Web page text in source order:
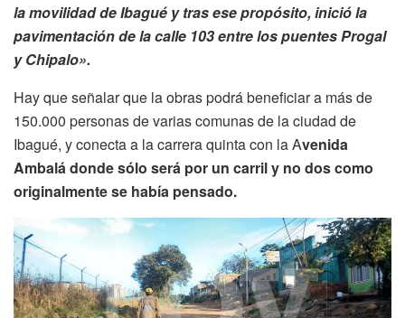
la movilidad de Ibagué y tras ese propósito, inició la
pavimentación de la calle 103 entre los puentes Progal
y Chipalo».
Hay que señalar que la obras podrá beneficiar a más de
150.000 personas de varias comunas de la ciudad de
Ibagué, y conecta a la carrera quinta con la Avenida
Ambalá donde sólo será por un carril y no dos como
originalmente se había pensado.